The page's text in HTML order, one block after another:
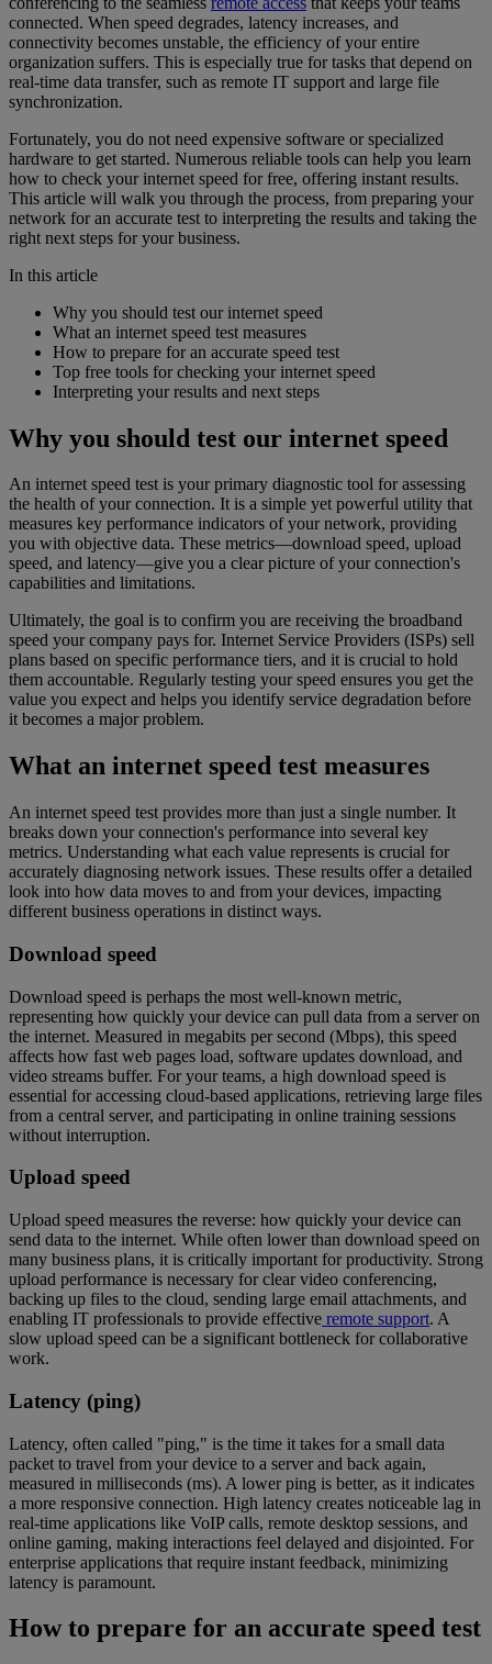
connected. When speed degrades, latency increases, and
connectivity becomes unstable, the efficiency of your entire
organization suffers. This is especially true for tasks that depend on
real-time data transfer, such as remote IT support and large file
synchronization.
Fortunately, you do not need expensive software or specialized
hardware to get started. Numerous reliable tools can help you learn
how to check your internet speed for free, offering instant results.
This article will walk you through the process, from preparing your
network for an accurate test to interpreting the results and taking the
right next steps for your business.
In this article
Why you should test our internet speed
What an internet speed test measures
How to prepare for an accurate speed test
Top free tools for checking your internet speed
Interpreting your results and next steps
Why you should test our internet speed
An internet speed test is your primary diagnostic tool for assessing
the health of your connection. It is a simple yet powerful utility that
measures key performance indicators of your network, providing
you with objective data. These metrics—download speed, upload
speed, and latency—give you a clear picture of your connection's
capabilities and limitations.
Ultimately, the goal is to confirm you are receiving the broadband
speed your company pays for. Internet Service Providers (ISPs) sell
plans based on specific performance tiers, and it is crucial to hold
them accountable. Regularly testing your speed ensures you get the
value you expect and helps you identify service degradation before
it becomes a major problem.
What an internet speed test measures
An internet speed test provides more than just a single number. It
breaks down your connection's performance into several key
metrics. Understanding what each value represents is crucial for
accurately diagnosing network issues. These results offer a detailed
look into how data moves to and from your devices, impacting
different business operations in distinct ways.
Download speed
Download speed is perhaps the most well-known metric,
representing how quickly your device can pull data from a server on
the internet. Measured in megabits per second (Mbps), this speed
affects how fast web pages load, software updates download, and
video streams buffer. For your teams, a high download speed is
essential for accessing cloud-based applications, retrieving large files
from a central server, and participating in online training sessions
without interruption.
Upload speed
Upload speed measures the reverse: how quickly your device can
send data to the internet. While often lower than download speed on
many business plans, it is critically important for productivity. Strong
upload performance is necessary for clear video conferencing,
backing up files to the cloud, sending large email attachments, and
enabling IT professionals to provide effective remote support. A
slow upload speed can be a significant bottleneck for collaborative
work.
Latency (ping)
Latency, often called "ping," is the time it takes for a small data
packet to travel from your device to a server and back again,
measured in milliseconds (ms). A lower ping is better, as it indicates
a more responsive connection. High latency creates noticeable lag in
real-time applications like VoIP calls, remote desktop sessions, and
online gaming, making interactions feel delayed and disjointed. For
enterprise applications that require instant feedback, minimizing
latency is paramount.
How to prepare for an accurate speed test